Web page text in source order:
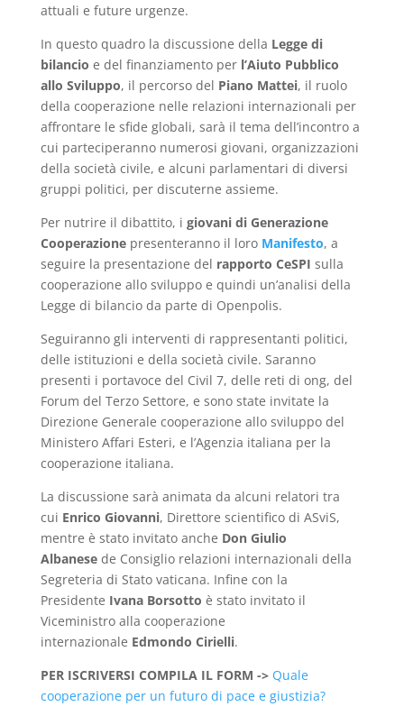
attuali e future urgenze.
In questo quadro la discussione della Legge di
bilancio e del finanziamento per l’Aiuto Pubblico
allo Sviluppo, il percorso del Piano Mattei, il ruolo
della cooperazione nelle relazioni internazionali per
affrontare le sfide globali, sarà il tema dell’incontro a
cui parteciperanno numerosi giovani, organizzazioni
della società civile, e alcuni parlamentari di diversi
gruppi politici, per discuterne assieme.
Per nutrire il dibattito, i giovani di Generazione
Cooperazionepresenteranno il loro Manifesto, a
seguire la presentazione del rapporto CeSPI sulla
cooperazione allo sviluppo e quindi un’analisi della
Legge di bilancio da parte di Openpolis.
Seguiranno gli interventi di rappresentanti politici,
delle istituzioni e della società civile. Saranno
presenti i portavoce del Civil 7, delle reti di ong, del
Forum del Terzo Settore, e sono state invitate la
Direzione Generale cooperazione allo sviluppo del
Ministero Affari Esteri, e l’Agenzia italiana per la
cooperazione italiana.
La discussione sarà animata da alcuni relatori tra
cui Enrico Giovanni, Direttore scientifico di ASviS,
mentre è stato invitato anche Don Giulio
Albanesede Consiglio relazioni internazionali della
Segreteria di Stato vaticana. Infine con la
Presidente Ivana Borsotto è stato invitato il
Viceministro alla cooperazione
internazionale Edmondo Cirielli.
PER ISCRIVERSI COMPILA IL FORM -> Quale
cooperazione per un futuro di pace e giustizia?